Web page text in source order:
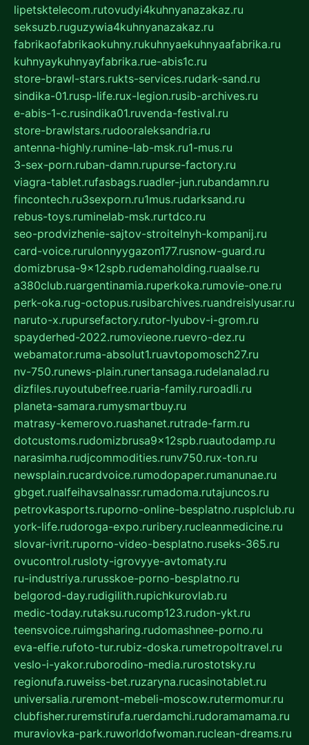
lipetsktelecom.rutovudyi4kuhnyanazakaz.ru
seksuzb.ruguzywia4kuhnyanazakaz.ru
fabrikaofabrikaokuhny.rukuhnyaekuhnyaafabrika.ru
kuhnyaykuhnyayfabrika.rue-abis1c.ru
store-brawl-stars.rukts-services.rudark-sand.ru
sindika-01.rusp-life.rux-legion.rusib-archives.ru
e-abis-1-c.rusindika01.ruvenda-festival.ru
store-brawlstars.rudooraleksandria.ru
antenna-highly.rumine-lab-msk.ru1-mus.ru
3-sex-porn.ruban-damn.rupurse-factory.ru
viagra-tablet.rufasbags.ruadler-jun.rubandamn.ru
fincontech.ru3sexporn.ru1mus.rudarksand.ru
rebus-toys.ruminelab-msk.rurtdco.ru
seo-prodvizhenie-sajtov-stroitelnyh-kompanij.ru
card-voice.rurulonnyygazon177.rusnow-guard.ru
domizbrusa-9x12spb.rudemaholding.ruaalse.ru
a380club.ruargentinamia.ruperkoka.rumovie-one.ru
perk-oka.rug-octopus.rusibarchives.ruandreislyusar.ru
naruto-x.rupursefactory.rutor-lyubov-i-grom.ru
spayderhed-2022.rumovieone.ruevro-dez.ru
webamator.ruma-absolut1.ruavtopomosch27.ru
nv-750.runews-plain.runertansaga.rudelanalad.ru
dizfiles.ruyoutubefree.ruaria-family.ruroadli.ru
planeta-samara.rumysmartbuy.ru
matrasy-kemerovo.ruashanet.rutrade-farm.ru
dotcustoms.rudomizbrusa9x12spb.ruautodamp.ru
narasimha.rudjcommodities.runv750.rux-ton.ru
newsplain.rucardvoice.rumodopaper.rumanunae.ru
gbget.rualfeihavsalnassr.rumadoma.rutajuncos.ru
petrovkasports.ruporno-online-besplatno.rusplclub.ru
york-life.rudoroga-expo.ruribery.rucleanmedicine.ru
slovar-ivrit.ruporno-video-besplatno.ruseks-365.ru
ovucontrol.rusloty-igrovyye-avtomaty.ru
ru-industriya.rurusskoe-porno-besplatno.ru
belgorod-day.rudigilith.rupichkurovlab.ru
medic-today.rutaksu.rucomp123.rudon-ykt.ru
teensvoice.ruimgsharing.rudomashnee-porno.ru
eva-elfie.rufoto-tur.rubiz-doska.rumetropoltravel.ru
veslo-i-yakor.ruborodino-media.rurostotsky.ru
regionufa.ruweiss-bet.ruzaryna.rucasinotablet.ru
universalia.ruremont-mebeli-moscow.rutermomur.ru
clubfisher.ruremstirufa.ruerdamchi.rudoramamama.ru
muraviovka-park.ruworldofwoman.ruclean-dreams.ru